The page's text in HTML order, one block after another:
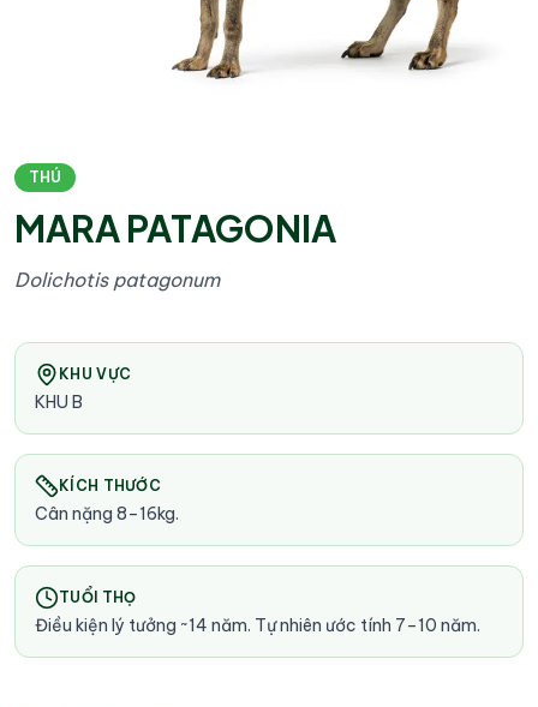
THÚ
MARA PATAGONIA
Dolichotis patagonum
KHU VỰC
KHU B
KÍCH THƯỚC
Cân nặng 8–16kg.
TUỔI THỌ
Điều kiện lý tưởng ~14 năm. Tự nhiên ước tính 7–10 năm.